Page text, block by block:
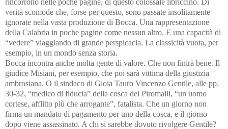
verità scomode che, forse per questo, sono passate insolitamente
ignorate nella vasta produzione di Bocca. Una rappresentazione
della Calabria in poche pagine come nessun altro. E una capacità di
“vedere” viaggiando di grande perspicacia. La classicità vuota, per
esempio, in un mondo senza storia.
Bocca incontra anche molta gente di valore. Che non finirà bene. Il
giudice Misiani, per esempio, che poi sarà vittima della giustizia
ambrosiana. O il sindaco di Gioia Tauro Vincenzo Gentile, alle pp.
30-32, “medico di fiducia” della cosca dei Piromalli, “un uomo
cortese, afflitto più che arrogante”, fatalista. Che un giorno non
firma un mandato di pagamento per uno della cosca, e il giorno
dopo viene assassinato. A chi si sarebbe dovuto rivolgere Gentile?